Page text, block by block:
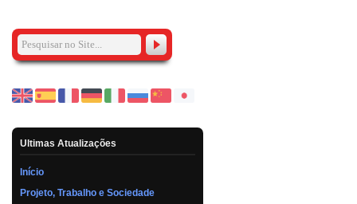
Ultimas Atualizações
Início
Projeto, Trabalho e Sociedade